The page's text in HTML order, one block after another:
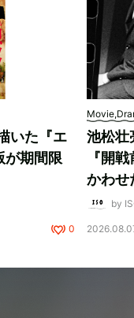
いた『エ
が期間限
0
池松壮
『開
かわせ
by